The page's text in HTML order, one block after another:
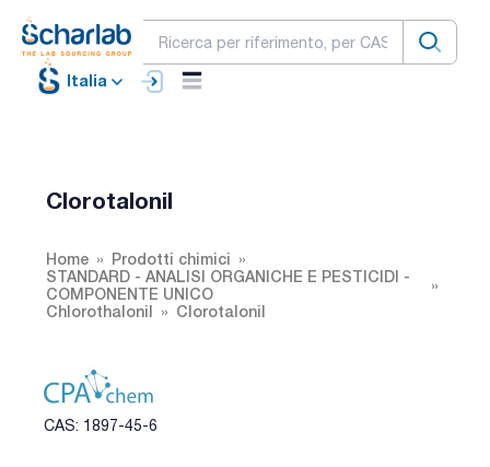
Italia
Clorotalonil
Home
Prodotti chimici
STANDARD - ANALISI ORGANICHE E PESTICIDI -
COMPONENTE UNICO
Chlorothalonil
Clorotalonil
CAS: 1897-45-6